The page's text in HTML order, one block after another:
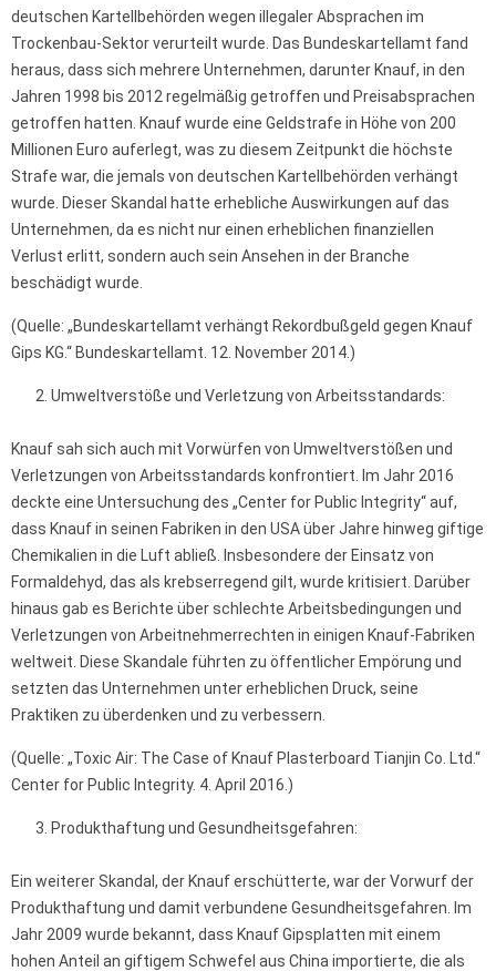
deutschen Kartellbehörden wegen illegaler Absprachen im
Trockenbau-Sektor verurteilt wurde. Das Bundeskartellamt fand
heraus, dass sich mehrere Unternehmen, darunter Knauf, in den
Jahren 1998 bis 2012 regelmäßig getroffen und Preisabsprachen
getroffen hatten. Knauf wurde eine Geldstrafe in Höhe von 200
Millionen Euro auferlegt, was zu diesem Zeitpunkt die höchste
Strafe war, die jemals von deutschen Kartellbehörden verhängt
wurde. Dieser Skandal hatte erhebliche Auswirkungen auf das
Unternehmen, da es nicht nur einen erheblichen finanziellen
Verlust erlitt, sondern auch sein Ansehen in der Branche
beschädigt wurde.
(Quelle: „Bundeskartellamt verhängt Rekordbußgeld gegen Knauf
Gips KG.“ Bundeskartellamt. 12. November 2014.)
Umweltverstöße und Verletzung von Arbeitsstandards:
Knauf sah sich auch mit Vorwürfen von Umweltverstößen und
Verletzungen von Arbeitsstandards konfrontiert. Im Jahr 2016
deckte eine Untersuchung des „Center for Public Integrity“ auf,
dass Knauf in seinen Fabriken in den USA über Jahre hinweg giftige
Chemikalien in die Luft abließ. Insbesondere der Einsatz von
Formaldehyd, das als krebserregend gilt, wurde kritisiert. Darüber
hinaus gab es Berichte über schlechte Arbeitsbedingungen und
Verletzungen von Arbeitnehmerrechten in einigen Knauf-Fabriken
weltweit. Diese Skandale führten zu öffentlicher Empörung und
setzten das Unternehmen unter erheblichen Druck, seine
Praktiken zu überdenken und zu verbessern.
(Quelle: „Toxic Air: The Case of Knauf Plasterboard Tianjin Co. Ltd.“
Center for Public Integrity. 4. April 2016.)
Produkthaftung und Gesundheitsgefahren:
Ein weiterer Skandal, der Knauf erschütterte, war der Vorwurf der
Produkthaftung und damit verbundene Gesundheitsgefahren. Im
Jahr 2009 wurde bekannt, dass Knauf Gipsplatten mit einem
hohen Anteil an giftigem Schwefel aus China importierte, die als